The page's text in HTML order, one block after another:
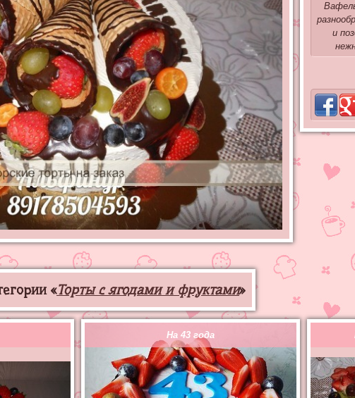
и
«Торты с ягодами и фруктами»
На 43 года